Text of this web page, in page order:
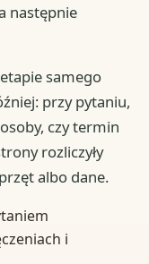
następnie
samego
przy pytaniu,
czy termin
rozliczyły
albo dane.
i